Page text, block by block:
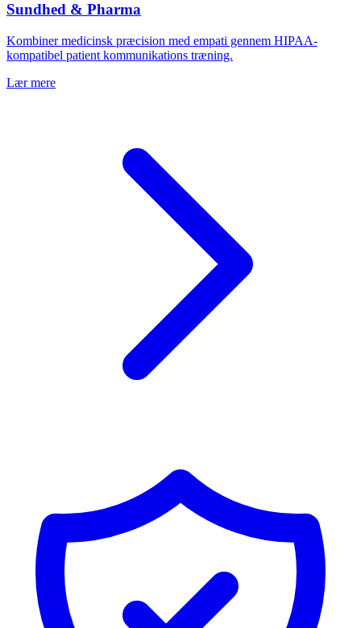
Sundhed & Pharma
Kombiner medicinsk præcision med empati gennem HIPAA-
kompatibel patient kommunikations træning.
Lær mere